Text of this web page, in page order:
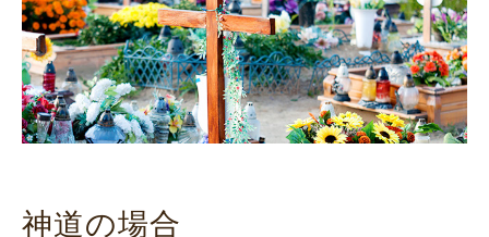
神道の場合